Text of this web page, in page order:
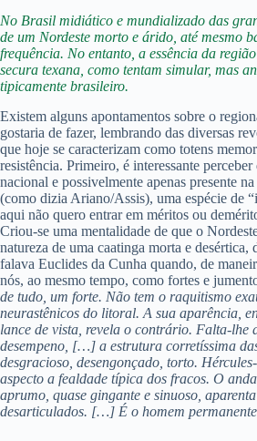
No Brasil midiático e mundializado das
de um Nordeste morto e árido, até mesmo
frequência. No entanto, a essência da
secura texana, como tentam simular, mas
tipicamente brasileiro.
Existem alguns apontamentos sobre o
gostaria de fazer, lembrando das diversas
que hoje se caracterizam como totens
resistência. Primeiro, é interessante
nacional e possivelmente apenas presente
(como dizia Ariano/Assis), uma espécie de
aqui não quero entrar em méritos ou
Criou-se uma mentalidade de que o
natureza de uma caatinga morta e
falava Euclides da Cunha quando, de
nós, ao mesmo tempo, como fortes e
de tudo, um forte. Não tem o raquitismo
neurastênicos do litoral. A sua aparência,
lance de vista, revela o contrário. Falta-lhe
desempeno, […] a estrutura corretíssima
desgracioso, desengonçado, torto.
aspecto a fealdade típica dos fracos. O
aprumo, quase gingante e sinuoso,
desarticulados. […] É o homem